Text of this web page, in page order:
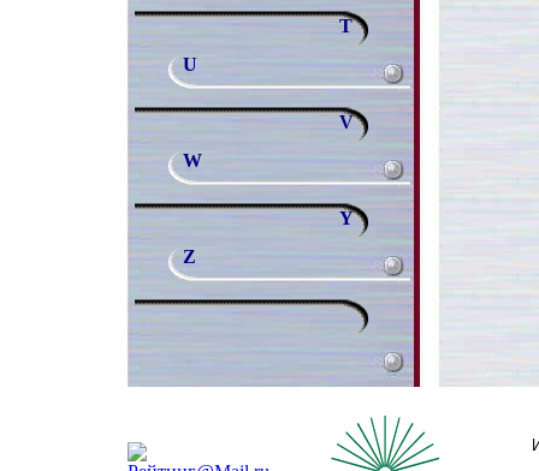
T
U
V
W
Y
Z